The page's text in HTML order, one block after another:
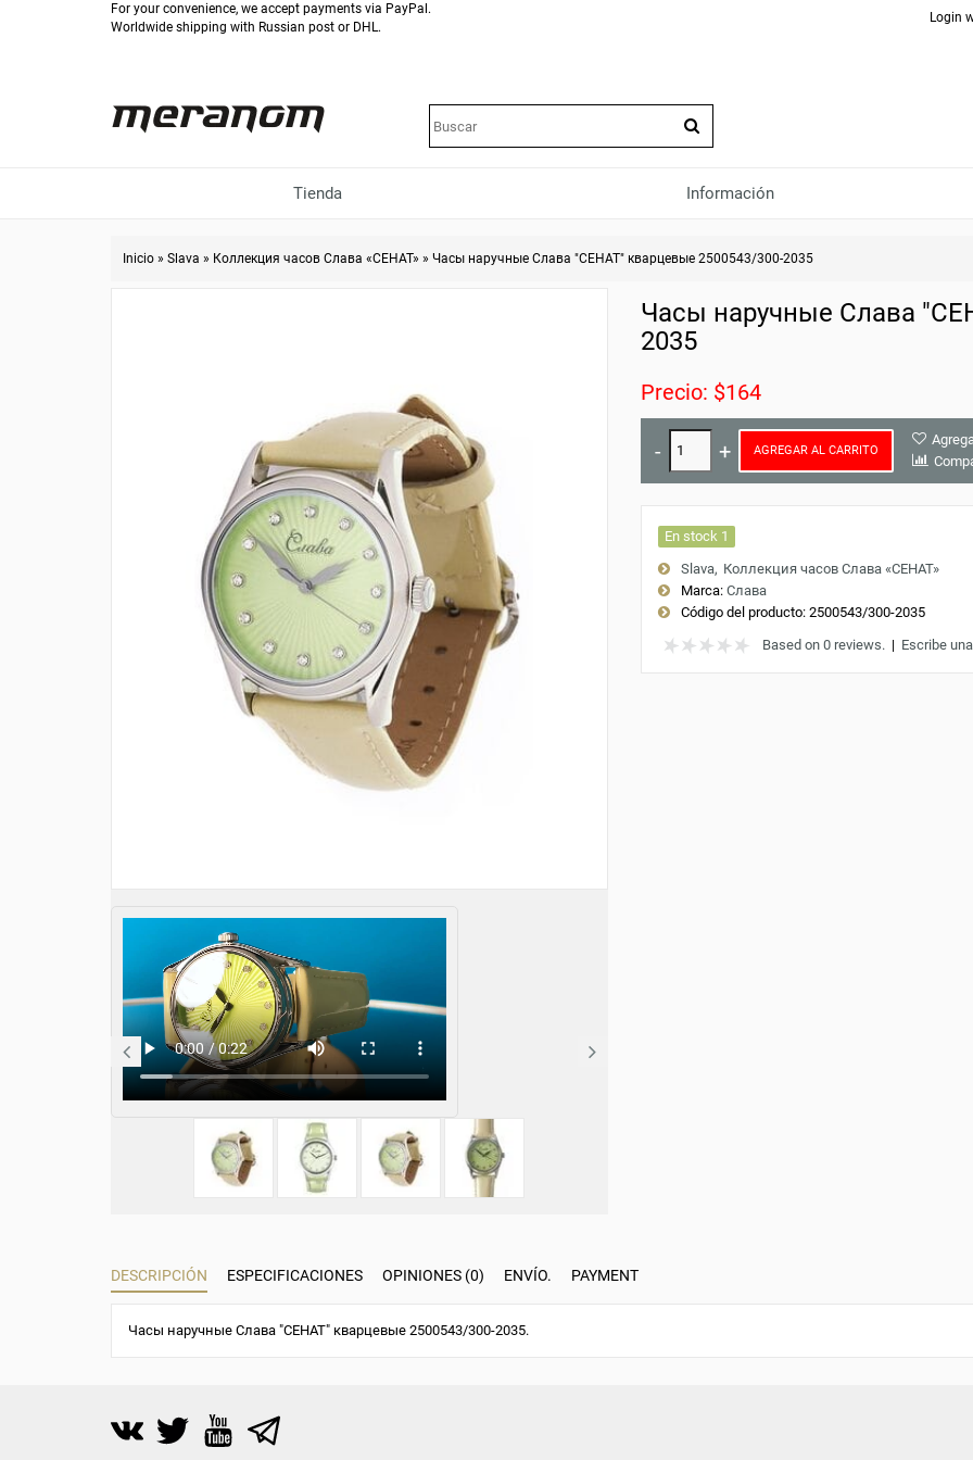
For your convenience, we accept payments via PayPal.
Worldwide shipping with Russian post or DHL.
Login
Tienda Información
Inicio » Slava » Коллекция часов Слава «СЕНАТ» » Часы наручные Слава "СЕНАТ" кварцевые 2500543/300-2035
Часы наручные Слава
2035
Precio: $164
AGREGAR AL CARRITO
En stock 1
Slava
Коллекция часов Слава «СЕНАТ»
Marca: Слава
Código del producto:2500543/300-2035
Based on 0 reviews.| Escribe
DESCRIPCIÓN ESPECIFICACIONES OPINIONES (0) ENVÍO. PAYMENT
Часы наручные Слава "СЕНАТ" кварцевые 2500543/300-2035.